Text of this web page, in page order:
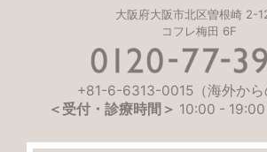
大阪府大阪市北区曽根崎 2-
コフレ梅田 6F
+81-6-6313-0015（海外から
＜受付・診療時間＞ 10:00 - 19:00